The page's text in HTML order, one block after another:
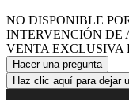
NO DISPONIBLE
INTERVENCIÓN DE
VENTA EXCLUSIVA
Hacer una pregunta
Haz clic aquí para dejar